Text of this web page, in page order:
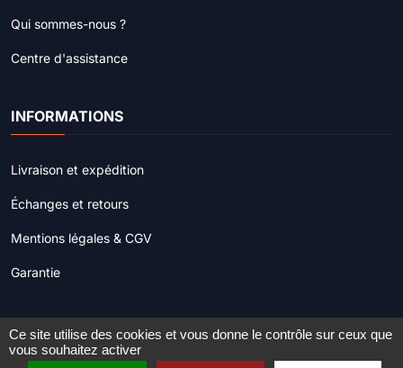
Qui sommes-nous ?
Centre d'assistance
INFORMATIONS
Livraison et expédition
Échanges et retours
Mentions légales & CGV
Garantie
© 2022 - 2026
Ce site utilise des cookies et vous donne le contrôle sur ceux que
vous souhaitez activer